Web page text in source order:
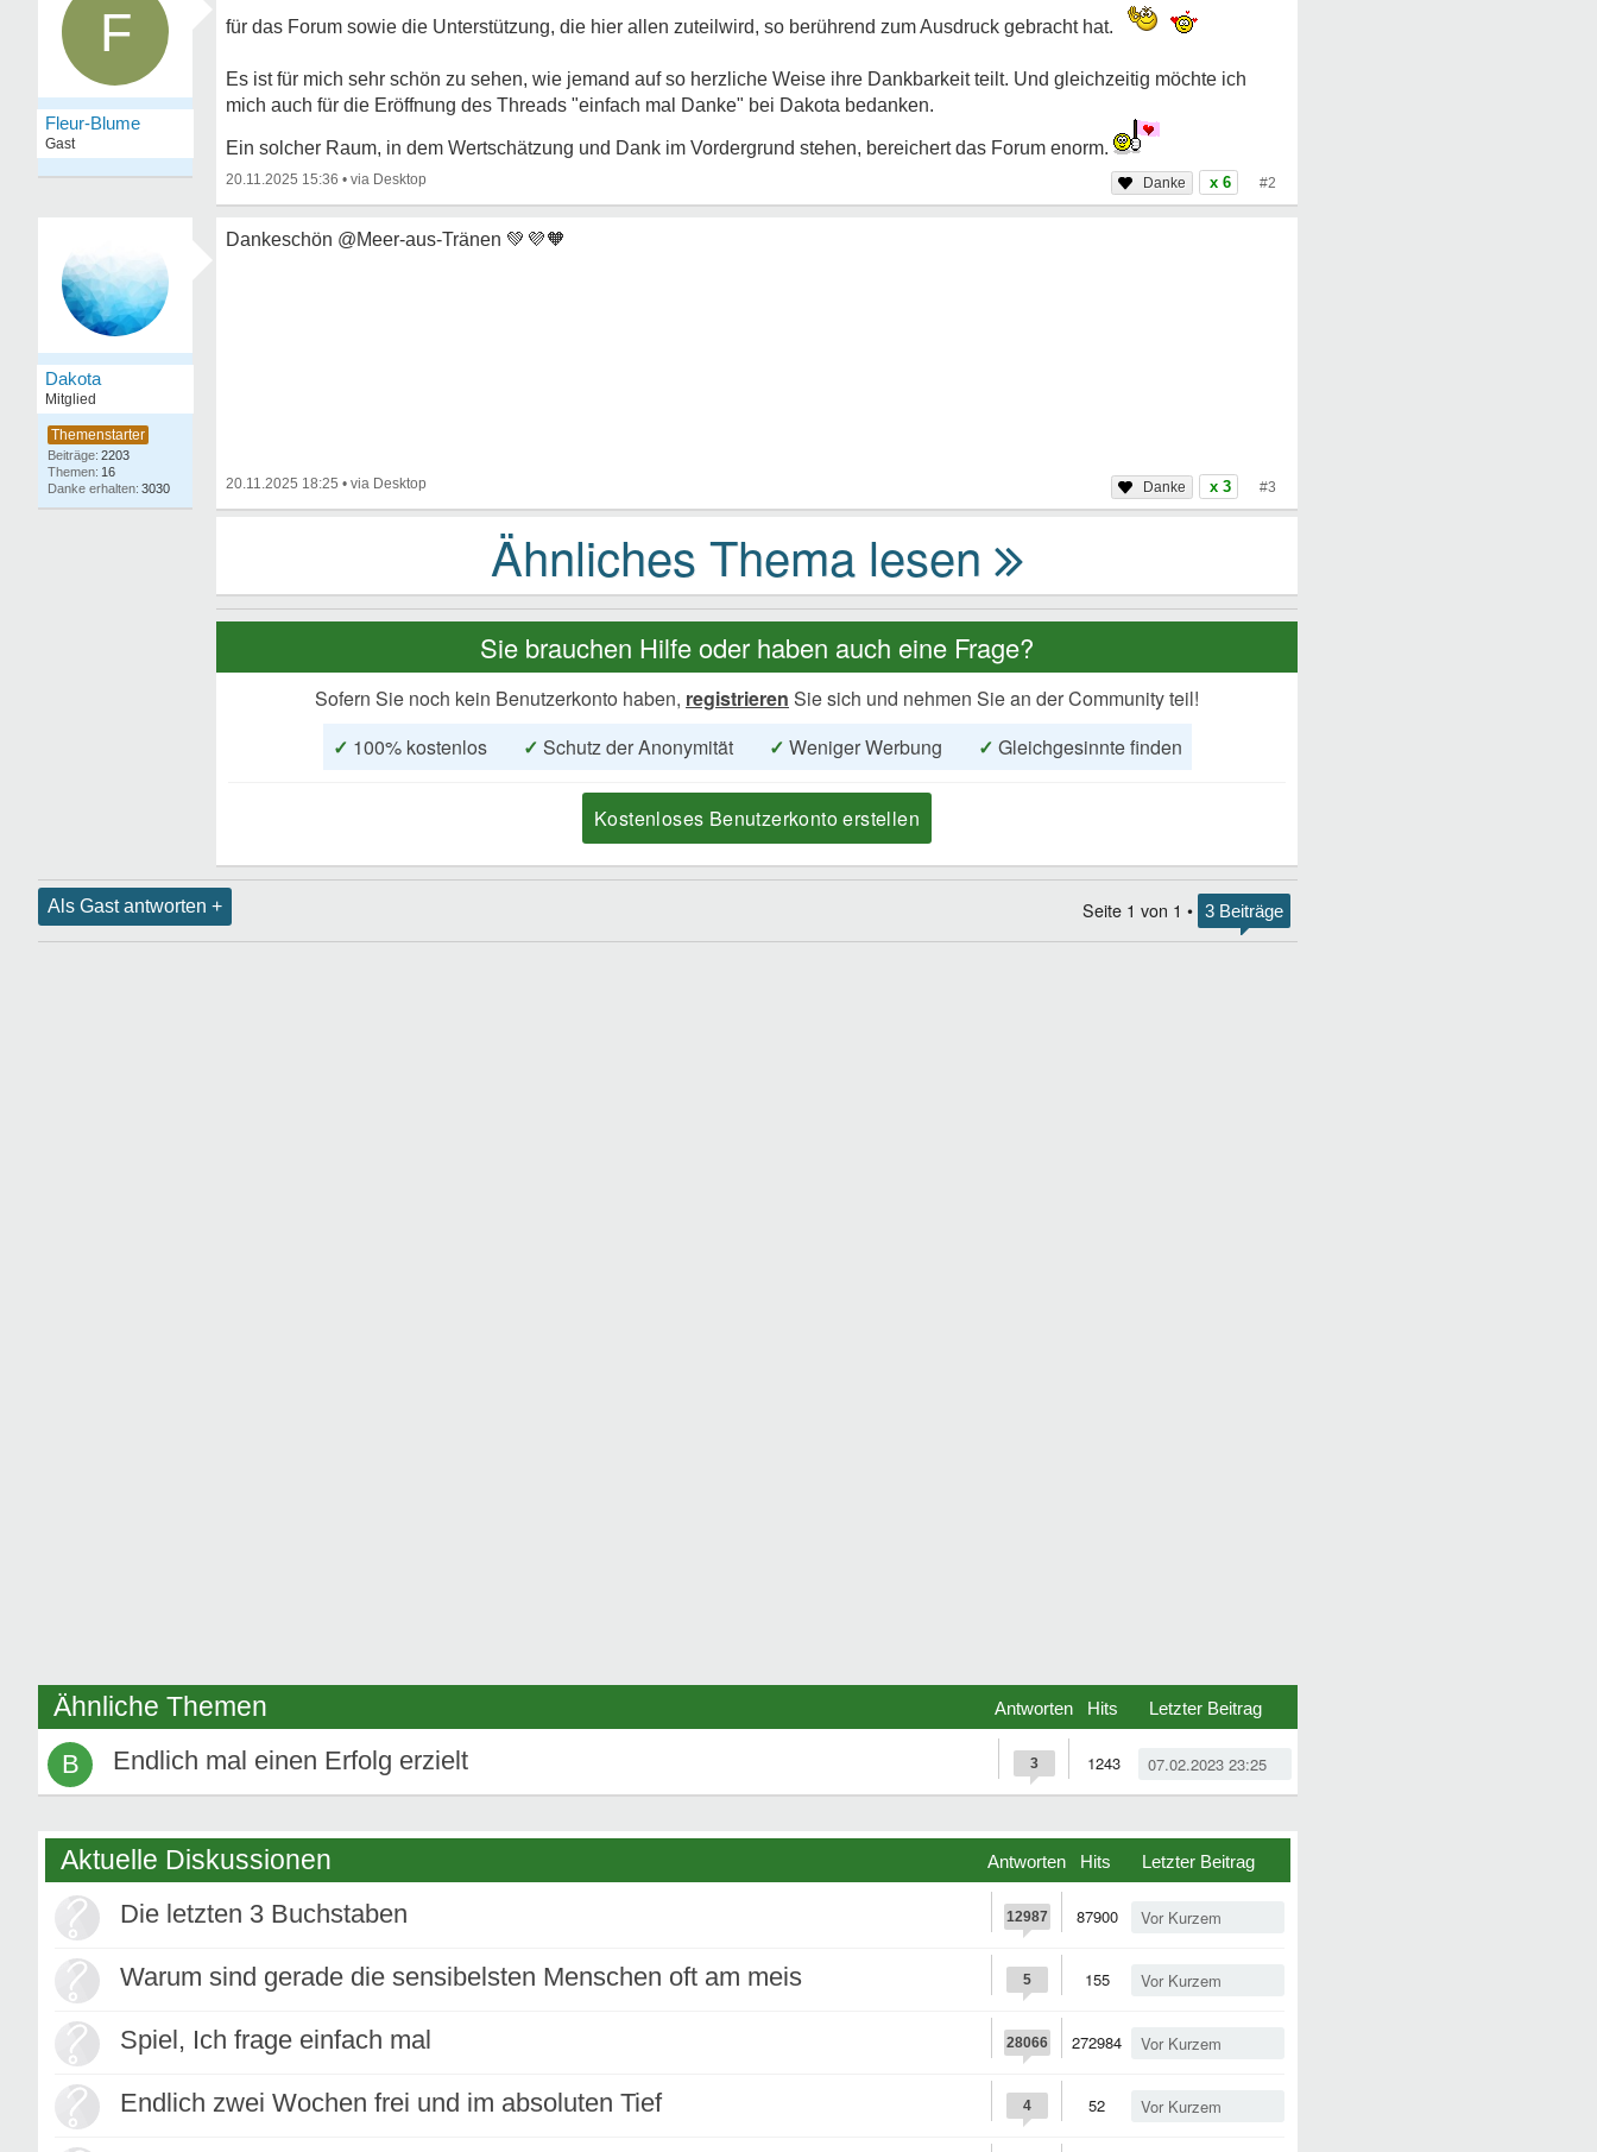
F
Fleur-Blume
Gast
für das Forum sowie die Unterstützung, die hier allen zuteilwird, so berührend zum Ausdruck gebracht hat.
Es ist für mich sehr schön zu sehen, wie jemand auf so herzliche Weise ihre Dankbarkeit teilt. Und gleichzeitig möchte ich
mich auch für die Eröffnung des Threads "einfach mal Danke" bei Dakota bedanken.
Ein solcher Raum, in dem Wertschätzung und Dank im Vordergrund stehen, bereichert das Forum enorm.
20.11.2025 15:36 • x 6 #2
Dakota
Mitglied
2203
16
3030
Dankeschön @Meer-aus-Tränen 💚💜🧡
20.11.2025 18:25 • x 3 #3
Sie brauchen Hilfe oder haben auch eine Frage?
Sofern Sie noch kein Benutzerkonto haben, registrieren Sie sich und nehmen Sie an der Community teil!
✓ 100% kostenlos ✓ Schutz der Anonymität ✓ Weniger Werbung ✓ Gleichgesinnte finden
Kostenloses Benutzerkonto erstellen
Als Gast antworten + Seite 1 von 1 • 3 Beiträge
Ähnliche Themen Hits
Antworten Letzter Beitrag
B Endlich mal einen Erfolg erzielt 07.02.2023 23:25
1243
3
Aktuelle Diskussionen Hits
Antworten Letzter Beitrag
Die letzten 3 Buchstaben Vor Kurzem
87900
12987
Warum sind gerade die sensibelsten Menschen oft am meis Vor Kurzem
155
5
Spiel, Ich frage einfach mal Vor Kurzem
272984
28066
Endlich zwei Wochen frei und im absoluten Tief Vor Kurzem
52
4